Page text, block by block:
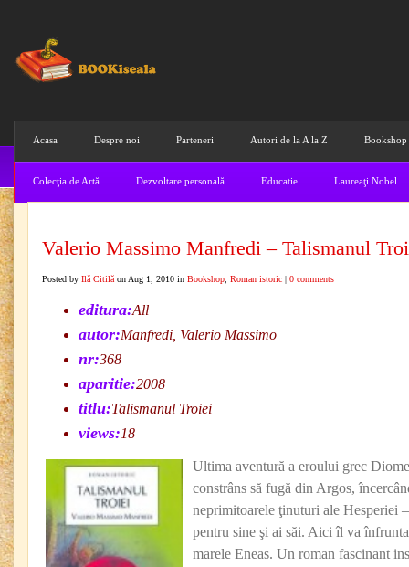
Acasa Despre noi Parteneri Autori de la A la Z Bookshop
Colecţia de Artă Dezvoltare personală Educatie Laureaţi Nobel
Valerio Massimo Manfredi – Talismanul
Posted by Ilă Citilă on Aug 1, 2010 in Bookshop Roman istoric | 0 comments
editura:All
autor:Manfredi, Valerio Massimo
nr:368
aparitie:2008
titlu:Talismanul Troiei
views:18
Ultima aventură a eroului grec
constrâns să fugă din Argos,
neprimitoarele ţinuturi ale Hesperiei
pentru sine şi ai săi. Aici îl va
marele Eneas. Un roman fascinant